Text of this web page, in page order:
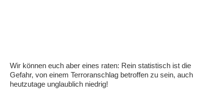
Wir können euch aber eines raten: Rein statistisch ist die
Gefahr, von einem Terroranschlag betroffen zu sein, auch
heutzutage unglaublich niedrig!